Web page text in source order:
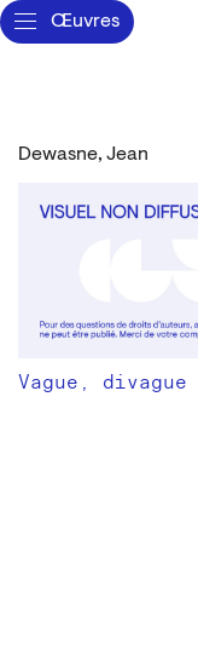
Œuvres
Dewasne, Jean
Vague, divague